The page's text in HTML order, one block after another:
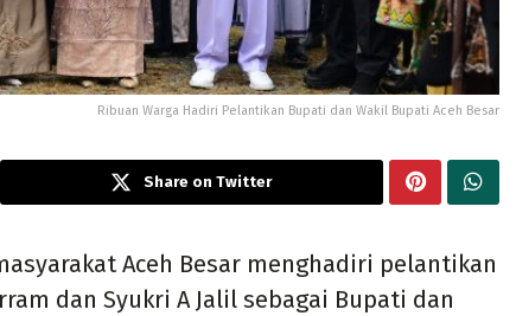
Ribuan Warga Hadiri Pelantikan Bupati dan Wakil Bupati Aceh Besar
Share on Twitter
Aceh Besar menghadiri pelantikan
dan Syukri A Jalil sebagai Bupati dan